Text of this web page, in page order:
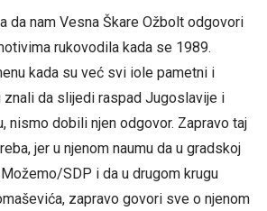
da nam Vesna Škare Ožbolt odgovori
rukovodila kada se 1989.
kada su već svi iole pametni i
da slijedi raspad Jugoslavije i
nismo dobili njen odgovor. Zapravo taj
jer u njenom naumu da u gradskoj
SDP i da u drugom krugu
zapravo govori sve o njenom